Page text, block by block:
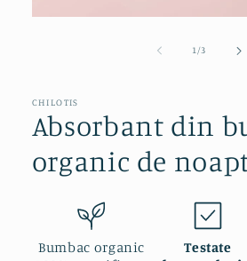
fereastră
modală
1 /din
3
CHILOTIS
Absorbant din
organic de
Bumbac organic
Testate